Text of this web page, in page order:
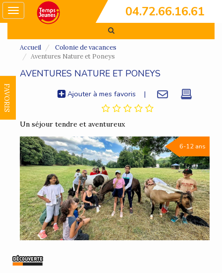
04.72.66.16.61
Toggle
navigation
FAVORIS
Accueil
Colonie de vacances
Aventures Nature et Poneys
AVENTURES NATURE ET PONEYS
Ajouter à mes favoris |
Un séjour tendre et aventureux
6-12 ans